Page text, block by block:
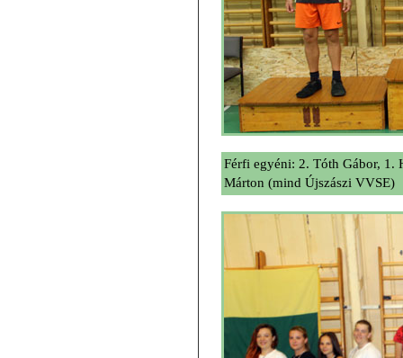
Férfi egyéni: 2. Tóth Gábor, 1.
Márton (mind Újszászi VVSE)